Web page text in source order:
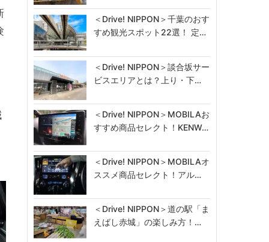
＜Drive! NIPPON＞千葉のおす
すめ観光スポット22選！ 定…
＜Drive! NIPPON＞談合坂サー
ビスエリアとは？上り・下…
＜Drive! NIPPON＞MOBILAお
すすめ商品セレクト！KENW…
＜Drive! NIPPON＞MOBILAオ
ススメ商品セレクト！アル…
＜Drive! NIPPON＞道の駅「ま
えばし赤城」の楽しみ方！…